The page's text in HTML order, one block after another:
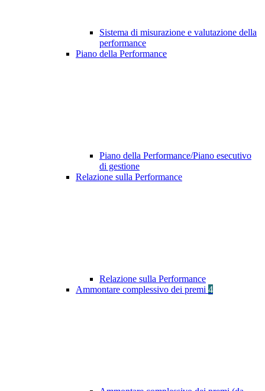
Sistema di misurazione e valutazione della
performance
Piano della Performance
Piano della Performance/Piano esecutivo
di gestione
Relazione sulla Performance
Relazione sulla Performance
Ammontare complessivo dei premi 4